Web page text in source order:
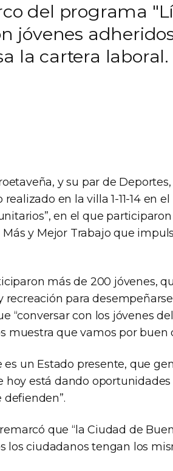
del programa
jóvenes
la cartera laboral.
y su par de
en la villa 1-11-14 en el
en el que
y Mejor Trabajo que
más de 200 jóvenes,
para
“conversar con los jóvenes
muestra que vamos por buen
es un Estado presente, que
hoy está dando
que “la Ciudad de
los ciudadanos tengan los